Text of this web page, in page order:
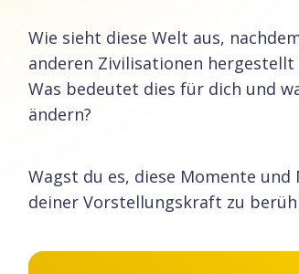
Wie sieht diese Welt aus,
anderen Zivilisationen hergestellt
Was bedeutet dies für dich und
ändern?
Wagst du es, diese Momente
deiner Vorstellungskraft zu